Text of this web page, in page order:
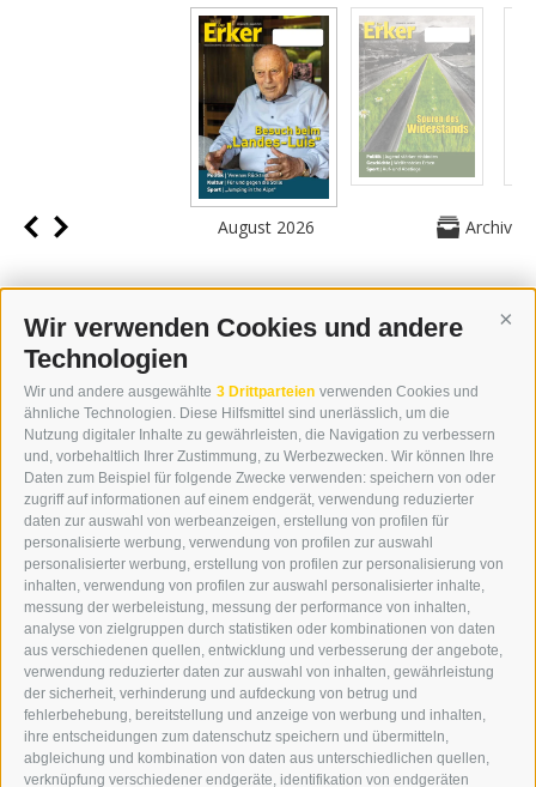
Wir verwenden Cookies und andere
Technologien
Wir und andere ausgewählte 3 Drittparteien verwenden Cookies und
ähnliche Technologien. Diese Hilfsmittel sind unerlässlich, um die
Nutzung digitaler Inhalte zu gewährleisten, die Navigation zu verbessern
und, vorbehaltlich Ihrer Zustimmung, zu Werbezwecken. Wir können Ihre
Daten zum Beispiel für folgende Zwecke verwenden: speichern von oder
zugriff auf informationen auf einem endgerät, verwendung reduzierter
daten zur auswahl von werbeanzeigen, erstellung von profilen für
personalisierte werbung, verwendung von profilen zur auswahl
personalisierter werbung, erstellung von profilen zur personalisierung von
inhalten, verwendung von profilen zur auswahl personalisierter inhalte,
messung der werbeleistung, messung der performance von inhalten,
analyse von zielgruppen durch statistiken oder kombinationen von daten
aus verschiedenen quellen, entwicklung und verbesserung der angebote,
verwendung reduzierter daten zur auswahl von inhalten, gewährleistung
der sicherheit, verhinderung und aufdeckung von betrug und
fehlerbehebung, bereitstellung und anzeige von werbung und inhalten,
ihre entscheidungen zum datenschutz speichern und übermitteln,
abgleichung und kombination von daten aus unterschiedlichen quellen,
verknüpfung verschiedener endgeräte, identifikation von endgeräten
August 2026 Archiv
KONTAKT
WIPP-MEDIA GMBH
DER ERKER
NEUSTADT 20A
I-39049 STERZING
TEL.: +39 0472 766876
GRAFIK@DERERKER.IT
INFO@DERERKER.IT
BARBARA.FONTANA@DERERKER.IT
DER ERKER
WERBEN IM ERKER
ONLINE-WERBUNG
SEPA-DAUERAUFTRAG
REGELN LESERKOMMENTARE